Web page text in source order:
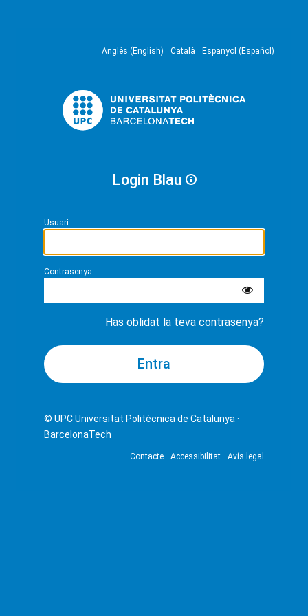
Anglès (English) Català Espanyol (Español)
Login Blau
Usuari
Contrasenya
Has oblidat la teva contrasenya?
© UPCUniversitat Politècnica de Catalunya ·
BarcelonaTech
Contacte Accessibilitat Avís legal